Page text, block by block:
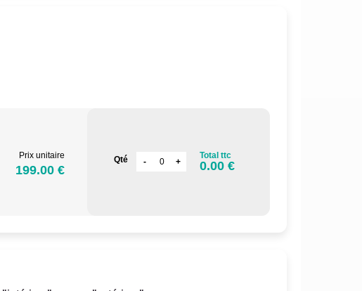
Prix unitaire
199.00 €
Qté Total ttc
0.00 €